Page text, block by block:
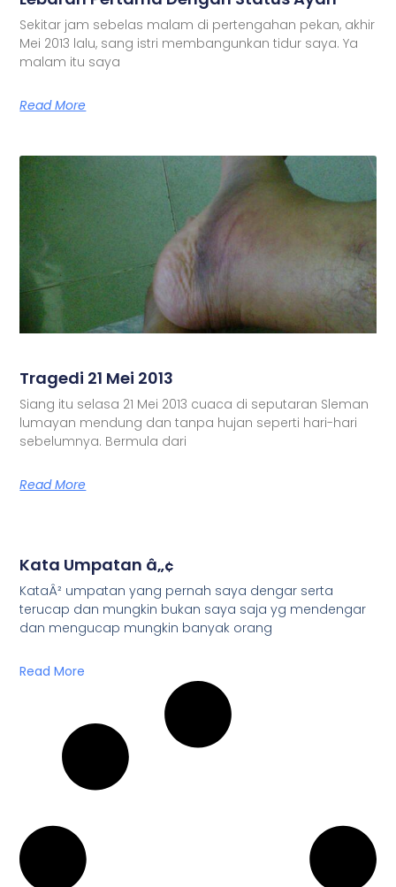
Sekitar jam sebelas malam di pertengahan pekan, akhir
Mei 2013 lalu, sang istri membangunkan tidur saya. Ya
malam itu saya
Read More
Tragedi 21 Mei 2013
Siang itu selasa 21 Mei 2013 cuaca di seputaran Sleman
lumayan mendung dan tanpa hujan seperti hari-hari
sebelumnya. Bermula dari
Read More
Kata Umpatan â„¢
KataÂ² umpatan yang pernah saya dengar serta
terucap dan mungkin bukan saya saja yg mendengar
dan mengucap mungkin banyak orang
Read More